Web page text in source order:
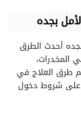
بجده
أحدث الطرق
المخدرات،
طرق العلاج في
على شروط دخول